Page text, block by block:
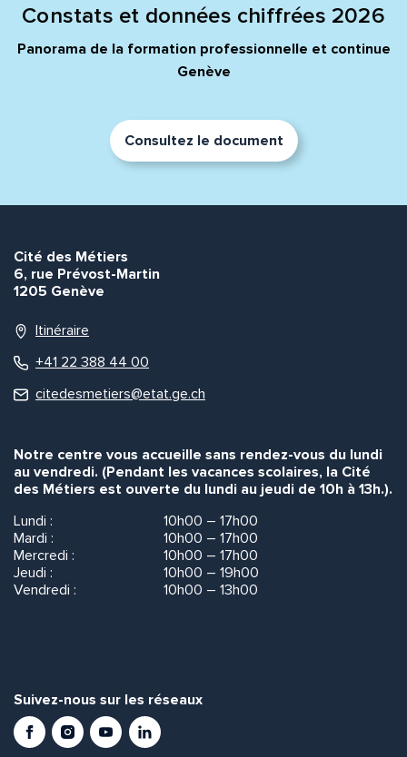
Constats et données chiffrées 2026
Panorama de la formation professionnelle et continue
Genève
Consultez le document
Cité des Métiers
6, rue Prévost-Martin
1205 Genève
Itinéraire
+41 22 388 44 00
citedesmetiers@etat.ge.ch
Notre centre vous accueille sans rendez-vous du lundi
au vendredi. (Pendant les vacances scolaires, la Cité
des Métiers est ouverte du lundi au jeudi de 10h à 13h.).
Lundi :
10h00 – 17h00
Mardi :
10h00 – 17h00
Mercredi :
10h00 – 17h00
Jeudi :
10h00 – 19h00
Vendredi :
10h00 – 13h00
Suivez-nous sur les réseaux
FacebookInstagramYoutubeLinkedIn
Prénom et nom*